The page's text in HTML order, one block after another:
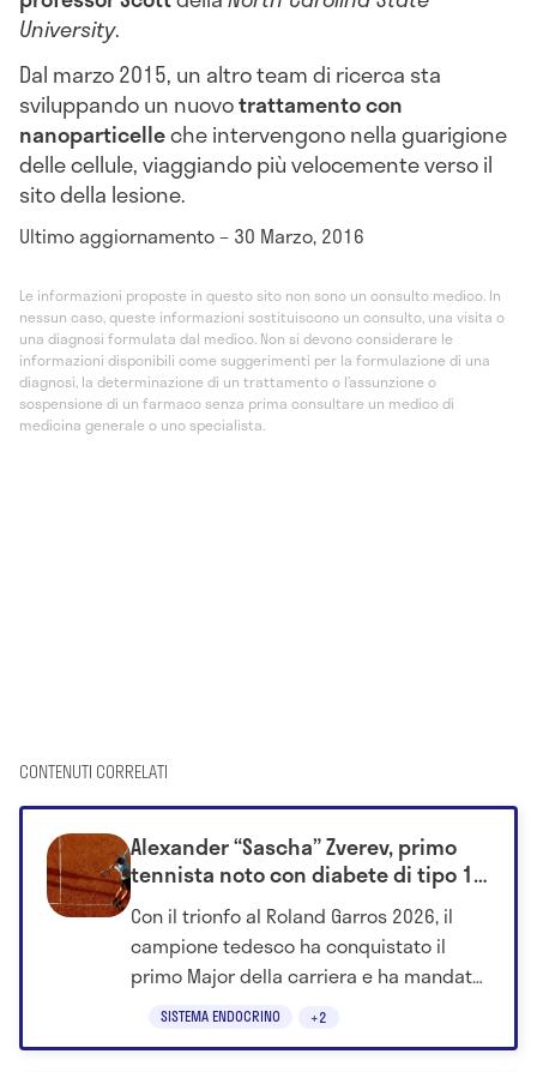
University.
Dal marzo 2015, un altro team di ricerca sta
sviluppando un nuovotrattamento con
nanoparticelleche intervengono nella guarigione
delle cellule, viaggiando più velocemente verso il
sito della lesione.
Ultimo aggiornamento – 30 Marzo, 2016
Le informazioni proposte in questo sito non sono un consulto medico. In
nessun caso, queste informazioni sostituiscono un consulto, una visita o
una diagnosi formulata dal medico. Non si devono considerare le
informazioni disponibili come suggerimenti per la formulazione di una
diagnosi, la determinazione di un trattamento o l’assunzione o
sospensione di un farmaco senza prima consultare un medico di
medicina generale o uno specialista.
CONTENUTI CORRELATI
SISTEMA ENDOCRINO +2
Alexander “Sascha” Zverev, primo
tennista noto con diabete di tipo 1 a
vincere uno Slam
Con il trionfo al Roland Garros 2026, il
campione tedesco ha conquistato il
primo Major della carriera e ha mandato
un messaggio forte a milioni di persone: